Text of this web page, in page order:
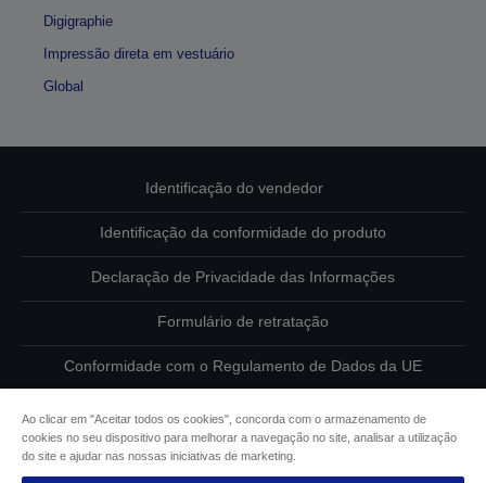
Digigraphie
Impressão direta em vestuário
Global
Identificação do vendedor
Identificação da conformidade do produto
Declaração de Privacidade das Informações
Formulário de retratação
Conformidade com o Regulamento de Dados da UE
Informações sobre cookies
Ao clicar em "Aceitar todos os cookies", concorda com o armazenamento de
cookies no seu dispositivo para melhorar a navegação no site, analisar a utilização
do site e ajudar nas nossas iniciativas de marketing.